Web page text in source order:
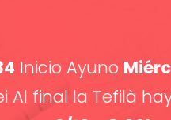
Inicio Ayuno
Al final la Tefilà